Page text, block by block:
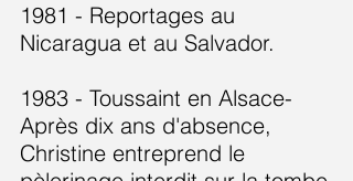
1981 - Reportages au
Nicaragua et au Salvador.
1983 - Toussaint en Alsace-
Après dix ans d'absence,
Christine entreprend le